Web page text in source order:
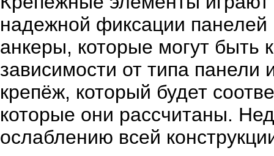
надежной фиксации
анкеры, которые могут быть
зависимости от типа панели
крепёж, который будет
которые они рассчитаны.
ослаблению всей